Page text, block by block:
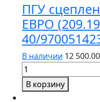
ПГУ
ЕВРО
40/
В наличии 12 500.00
Количество
товара
ПГУ
В корзину